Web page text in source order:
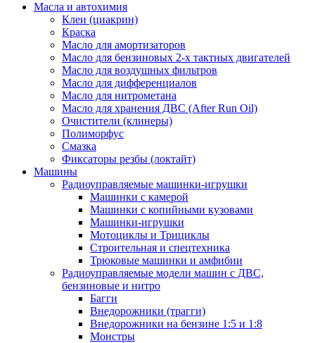
Масла и автохимия
Клеи (циакрин)
Краска
Масло для амортизаторов
Масло для бензиновых 2-х тактных двигателей
Масло для воздушных фильтров
Масло для дифференциалов
Масло для нитрометана
Масло для хранения ДВС (After Run Oil)
Очистители (клинеры)
Полиморфус
Смазка
Фиксаторы резбы (локтайт)
Машины
Радиоуправляемые машинки-игрушки
Машинки с камерой
Машинки с копийными кузовами
Машинки-игрушки
Мотоциклы и Трициклы
Строительная и спецтехника
Трюковые машинки и амфибии
Радиоуправляемые модели машин с ДВС,
бензиновые и нитро
Багги
Внедорожники (трагги)
Внедорожники на бензине 1:5 и 1:8
Монстры